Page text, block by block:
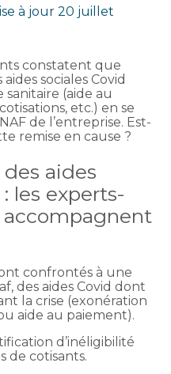
à jour 20 juillet
constatent que
sociales Covid
(aide au
etc.) en se
de l’entreprise. Est-
remise en cause ?
aides
: les experts-
confrontés à une
des aides Covid dont
la crise (exonération
aide au paiement).
d’inéligibilité
de cotisants.